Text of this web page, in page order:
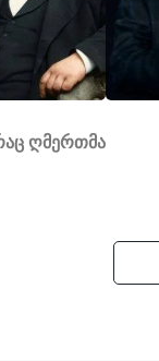
ღმერთმა